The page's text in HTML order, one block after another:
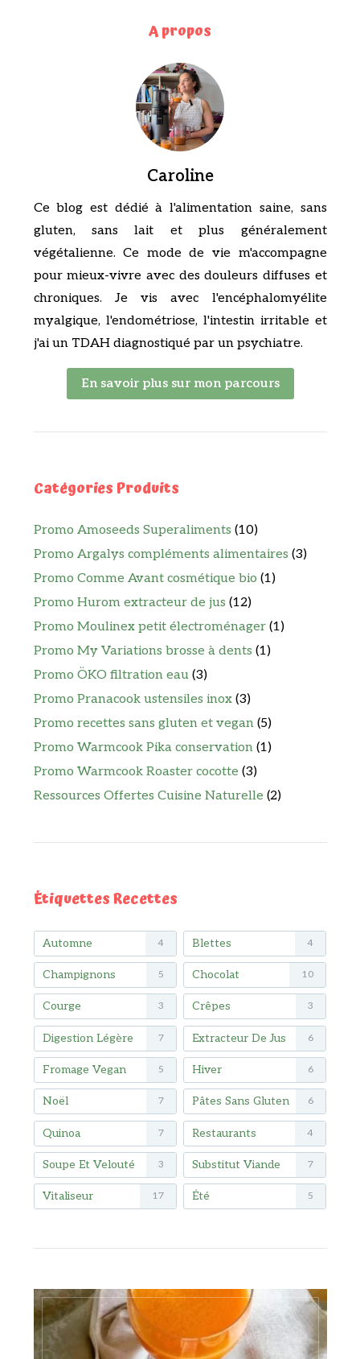
A propos
Caroline
Ce blog est dédié à l'alimentation saine, sans
gluten, sans lait et plus généralement
végétalienne. Ce mode de vie m'accompagne
pour mieux-vivre avec des douleurs diffuses et
chroniques. Je vis avec l'encéphalomyélite
myalgique, l'endométriose, l'intestin irritable et
j'ai un TDAH diagnostiqué par un psychiatre.
En savoir plus sur mon parcours
Catégories Produits
Promo Amoseeds Superaliments (10)
Promo Argalys compléments alimentaires (3)
Promo Comme Avant cosmétique bio (1)
Promo Hurom extracteur de jus (12)
Promo Moulinex petit électroménager (1)
Promo My Variations brosse à dents (1)
Promo ÖKO filtration eau (3)
Promo Pranacook ustensiles inox (3)
Promo recettes sans gluten et vegan (5)
Promo Warmcook Pika conservation (1)
Promo Warmcook Roaster cocotte (3)
Ressources Offertes Cuisine Naturelle (2)
Étiquettes Recettes
Automne 4 Blettes 4
Champignons 5 Chocolat 10
Courge 3 Crêpes 3
Digestion Légère 7 Extracteur De Jus 6
Fromage Vegan 5 Hiver 6
Noël 7 Pâtes Sans Gluten 6
Quinoa 7 Restaurants 4
Soupe Et Velouté 3 Substitut Viande 7
Vitaliseur 17 Été 5